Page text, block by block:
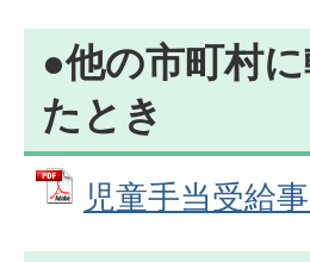
●他の市町村
たとき
児童手当受給